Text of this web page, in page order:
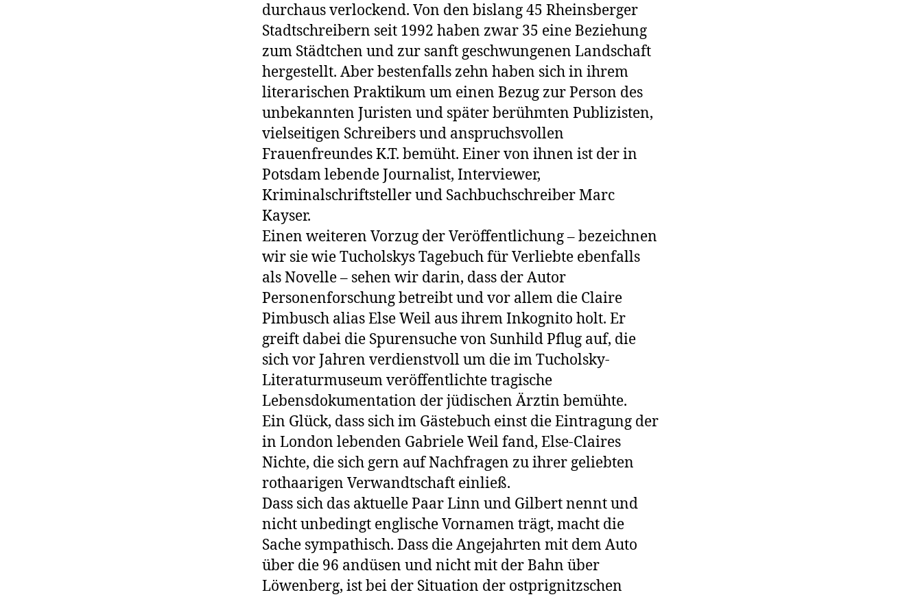
durchaus verlockend. Von den bislang 45 Rheins­berger
Stadtschreibern seit 1992 haben zwar 35 eine Beziehung
zum Städtchen und zur sanft geschwungenen Landschaft
hergestellt. Aber bestenfalls zehn haben sich in ihrem
literarischen Praktikum um einen Bezug zur Person des
unbekannten Ju­risten und später berühmten Publizisten,
vielseitigen Schreibers und anspruchsvol­len
Frauenfreundes K.T. bemüht. Einer von ihnen ist der in
Potsdam lebende Jour­nalist, Interviewer,
Kriminalschriftsteller und Sachbuchschreiber Marc
Kayser.
Einen weiteren Vorzug der Veröffentlichung – bezeichnen
wir sie wie Tucholskys Tagebuch für Verliebte ebenfalls
als Novelle – sehen wir darin, dass der Autor
Personenforschung betreibt und vor allem die Claire
Pimbusch alias Else Weil aus ihrem Inkognito holt. Er
greift dabei die Spurensuche von Sunhild Pflug auf, die
sich vor Jahren verdienstvoll um die im Tucholsky-
Literaturmuseum veröffentlichte tragische
Lebensdokumentation der jüdischen Ärztin bemühte.
Ein Glück, dass sich im Gästebuch einst die Eintragung der
in London lebenden Gabriele Weil fand, Else-Claires
Nichte, die sich gern auf Nachfragen zu ihrer geliebten
rothaari­gen Verwandtschaft einließ.
Dass sich das aktuelle Paar Linn und Gilbert nennt und
nicht unbedingt englische Vornamen trägt, macht die
Sache sympathisch. Dass die Angejahrten mit dem Auto
über die 96 andüsen und nicht mit der Bahn über
Löwenberg, ist bei der Si­tuation der ostprignitzschen